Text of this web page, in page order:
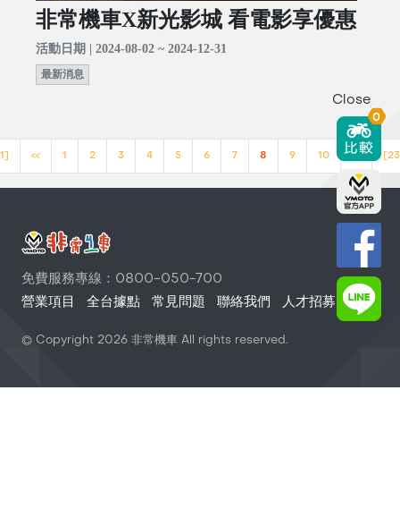
非常機車X新光影城 看電影享優惠
活動日期 | 2024-08-02 ~ 2024-12-31
最新消息
<< 1 2 3 4 5 6 7 8 9 10 >>
免費服務專線：0800-050-700
營業項目
全台據點 常見問題 聯絡我們 人才招募
© Copyright 2026 非常機車 All rights reserved.
Close
0